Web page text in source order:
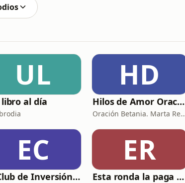
UL
al día
HD
Hilos de Amor Oraciones que sanan el alma. Encuentros íntimos con Dios.
Oración Betania. Marta Reyes y Cristina Martínez
EC
El Club de Inversión podcast
ER
Esta ronda la paga Newton